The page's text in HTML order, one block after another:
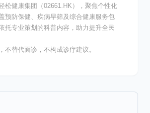
松健康集团（02661.HK），聚焦个性化
预防保健、疾病早筛及综合健康服务包
托专业策划的科普内容，助力提升全民
不替代面诊，不构成诊疗建议。